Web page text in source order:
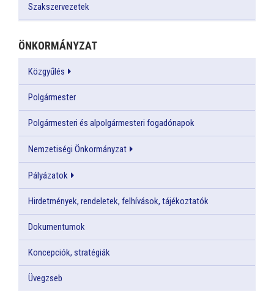
Szakszervezetek
ÖNKORMÁNYZAT
Közgyűlés
Polgármester
Polgármesteri és alpolgármesteri fogadónapok
Nemzetiségi Önkormányzat
Pályázatok
Hirdetmények, rendeletek, felhívások, tájékoztatók
Dokumentumok
Koncepciók, stratégiák
Üvegzseb